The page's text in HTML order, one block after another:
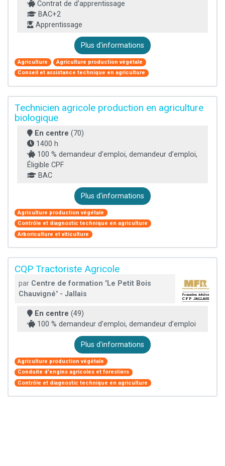
Contrat de d'apprentissage
BAC+2
Apprentissage
Plus d'informations
Agriculture
Agriculture production végétale
Conseil et assistance technique en agriculture
Technicien agricole production en agriculture
biologique
En centre (70)
1400 h
100 % demandeur d’emploi, demandeur d’emploi,
Éligible CPF
BAC
Plus d'informations
Agriculture production végétale
Contrôle et diagnostic technique en agriculture
Arboriculture et viticulture
CQP Tractoriste Agricole
par Centre de formation "Le Petit Bois
Chauvigné" - Jallais
En centre (49)
100 % demandeur d’emploi, demandeur d’emploi
Plus d'informations
Agriculture production végétale
Conduite d'engins agricoles et forestiers
Contrôle et diagnostic technique en agriculture